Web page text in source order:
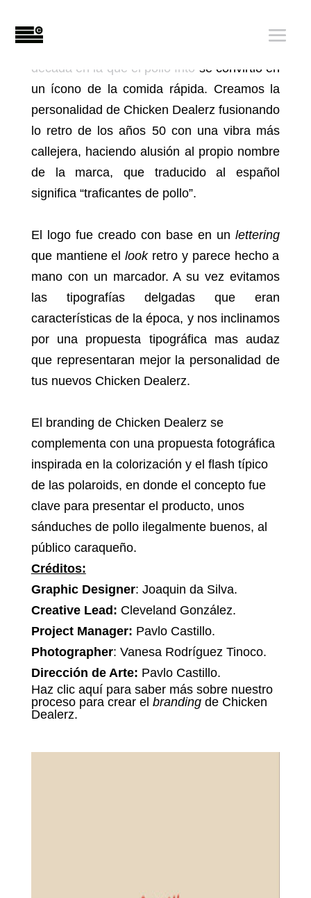
Nuestro
década en la que el pollo frito se convirtió en
un ícono de la comida rápida. Creamos la
personalidad de Chicken Dealerzfusionando
lo retro de los años 50 con una vibra más
callejera, haciendoalusión al propio nombre
de la marca, que traducido al español
significa “traficantes de pollo”.
El logo fue creado con base en unlettering
que mantiene ellookretro y parece hecho a
mano con un marcador. A su vez evitamos
las tipografías delgadas que eran
características de la época, y nos inclinamos
por una propuesta tipográfica mas audaz
que representaran mejor la personalidad de
tus nuevos Chicken Dealerz.
El branding de Chicken Dealerz se
complementa con una propuesta fotográfica
inspirada en la colorización y el flash típico
de las polaroids, en donde el concepto fue
clave para presentar el producto, unos
sánduches de pollo ilegalmente buenos, al
público caraqueño.
Créditos:
Graphic Designer: Joaquin da Silva.
Creative Lead: Cleveland González.
Project Manager: Pavlo Castillo.
Photographer: Vanesa Rodríguez Tinoco.
Dirección de Arte: Pavlo Castillo.
Haz clic aquí para saber más sobre nuestro
proceso para crear el brandingde Chicken
Dealerz.